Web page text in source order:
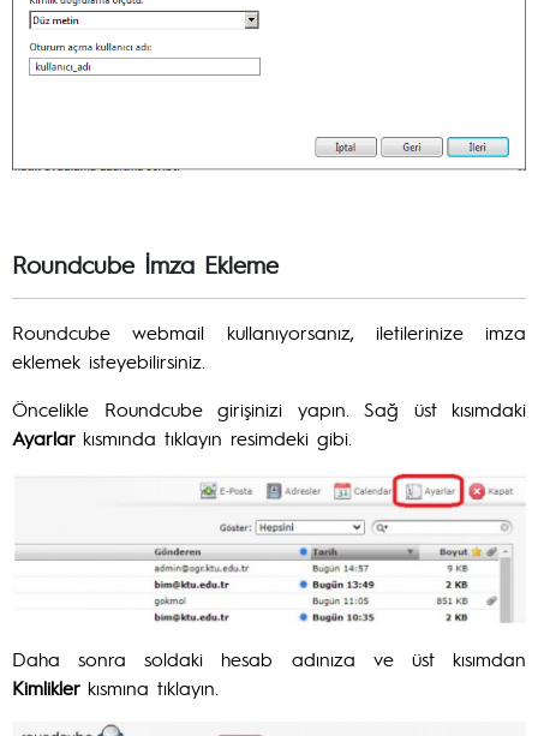
Roundcube İmza Ekleme
Roundcube webmail kullanıyorsanız, iletilerinize imza
eklemek isteyebilirsiniz.
Öncelikle Roundcube girişinizi yapın. Sağ üst kısımdaki
Ayarlar kısmında tıklayın resimdeki gibi.
Daha sonra soldaki hesab adınıza ve üst kısımdan
Kimlikler kısmına tıklayın.